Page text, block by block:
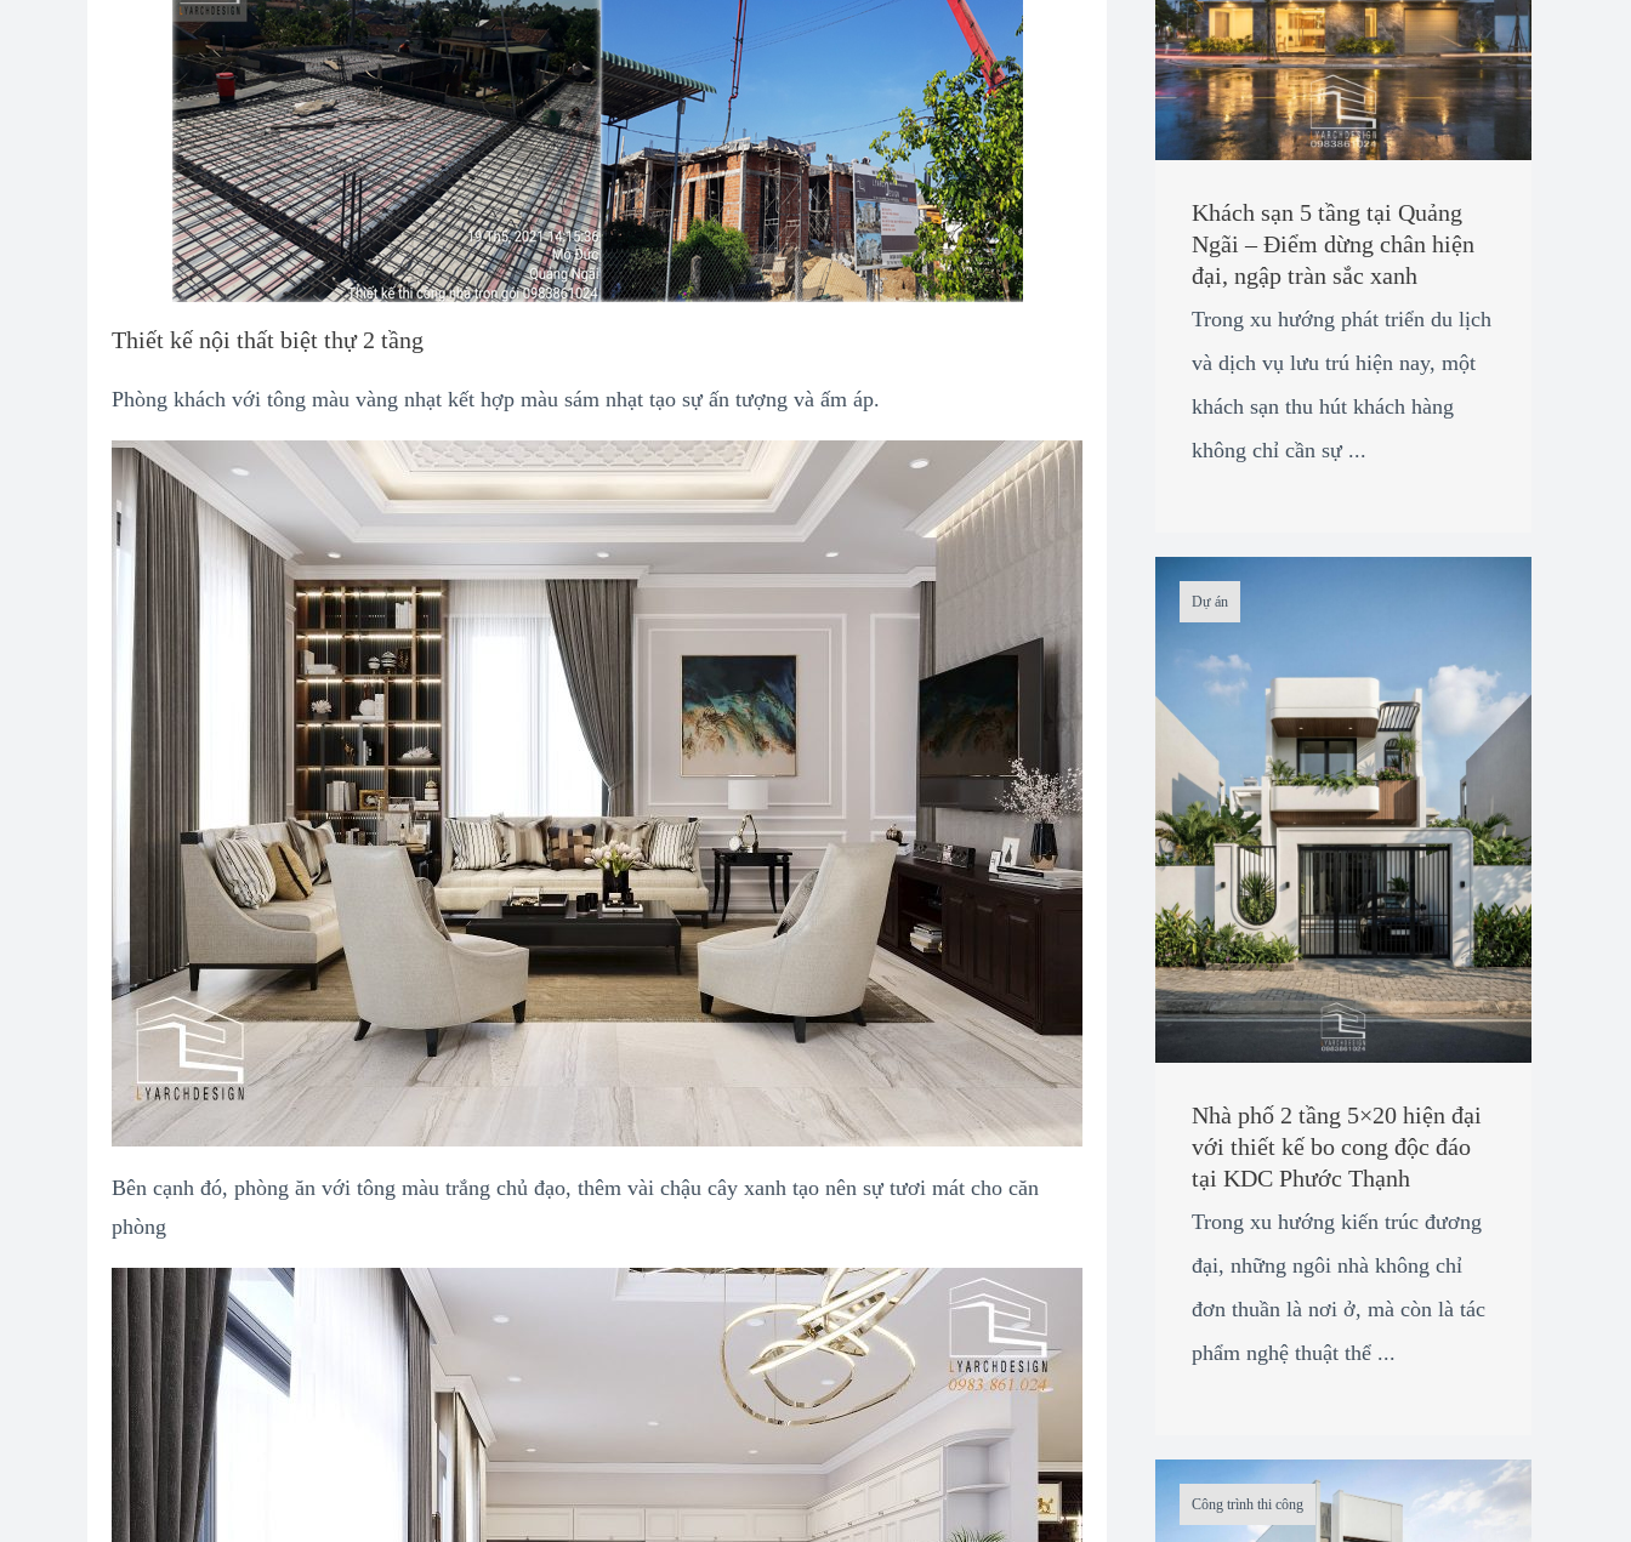
Thiết kế nội thất biệt thự 2 tầng
Phòng khách với tông màu vàng nhạt kết hợp màu sám nhạt tạo sự ấn tượng và ấm áp.
Bên cạnh đó, phòng ăn với tông màu trắng chủ đạo, thêm vài chậu cây xanh tạo nên sự tươi mát cho căn
phòng
Khách sạn 5 tầng tại Quảng
Ngãi – Điểm dừng chân hiện
đại, ngập tràn sắc xanh
Trong xu hướng phát triển du lịch
và dịch vụ lưu trú hiện nay, một
khách sạn thu hút khách hàng
không chỉ cần sự ...
Dự án
Nhà phố 2 tầng 5×20 hiện đại
với thiết kế bo cong độc đáo
tại KDC Phước Thạnh
Trong xu hướng kiến trúc đương
đại, những ngôi nhà không chỉ
đơn thuần là nơi ở, mà còn là tác
phẩm nghệ thuật thể ...
Công trình thi công